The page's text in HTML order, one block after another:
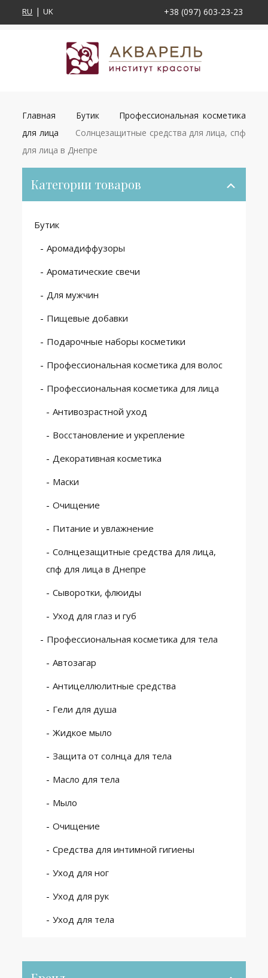
RU UK +38 (097) 603-23-23
Главная Бутик
Профессиональная косметика
для лица
Солнцезащитные средства для лица, спф
для лица в Днепре
Категории товаров
Бутик
Аромадиффузоры
Ароматические свечи
Для мужчин
Пищевые добавки
Подарочные наборы косметики
Профессиональная косметика для волос
Профессиональная косметика для лица
Антивозрастной уход
Восстановление и укрепление
Декоративная косметика
Маски
Очищение
Питание и увлажнение
Солнцезащитные средства для лица,
спф для лица в Днепре
Сыворотки, флюиды
Уход для глаз и губ
Профессиональная косметика для тела
Автозагар
Антицеллюлитные средства
Гели для душа
Жидкое мыло
Защита от солнца для тела
Масло для тела
Мыло
Очищение
Средства для интимной гигиены
Уход для ног
Уход для рук
Уход для тела